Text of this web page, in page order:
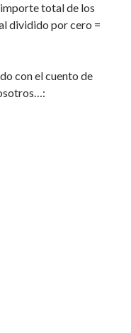
total de los
dividido por cero =
con el cuento de